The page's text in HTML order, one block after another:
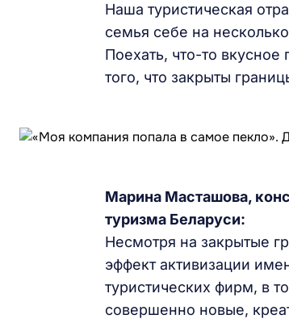
Наша туристическая
семья себе на
Поехать, что-то вкусное
того, что закрыты
Марина Масташова,
туризма Беларуси:
Несмотря на закрытые
эффект активизации
туристических фирм, в
совершенно новые,